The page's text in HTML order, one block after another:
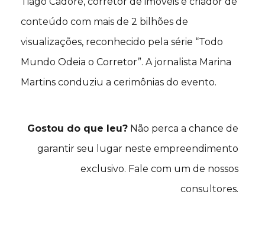
conteúdo com mais de 2 bilhões de
visualizações, reconhecido pela série “Todo
Mundo Odeia o Corretor”. A jornalista Marina
Martins conduziu a cerimônias do evento.
Gostou do que leu? Não perca a chance de
garantir seu lugar neste empreendimento
exclusivo. Fale com um de nossos
consultores.